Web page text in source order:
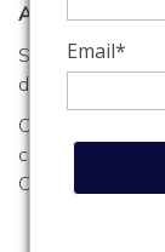
Email*
A página que
Se você estava
departamentos
Caso necessite
contato com o
Conosco